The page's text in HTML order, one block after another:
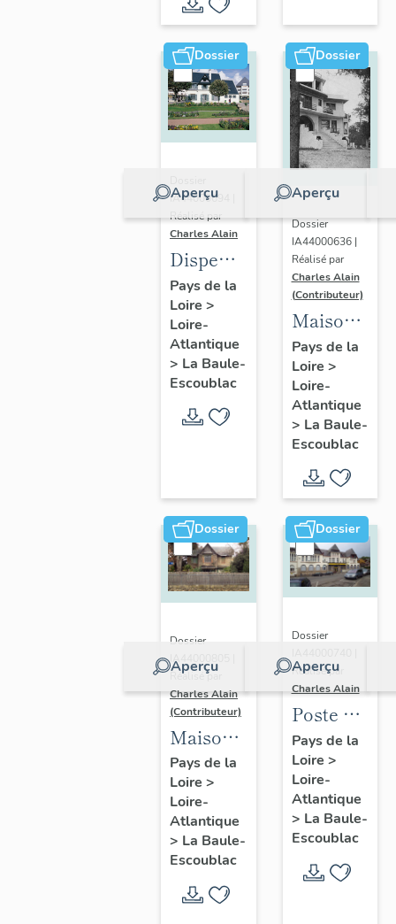
Dossier
Aperçu
IA44000694 |
Réalisé par
Charles Alain
Dispensaire
dit
Fondation
la
Pérousse
puis
Dispensaire
d'hygiène
du
Maréchal-
Joffre
Pays de la
Loire >
Loire-
Atlantique
> La Baule-
Escoublac
Dossier
Aperçu
Dossier
IA44000636 |
Réalisé par
Charles Alain
(Contributeur)
Maison
dite villa
balnéaire
Cybèle, 1
avenue
Hoëdic
Pays de la
Loire >
Loire-
Atlantique
> La Baule-
Escoublac
Dossier
Aperçu
Dossier
IA44000805 |
Réalisé par
Charles Alain
(Contributeur)
Maison
dite villa
balnéaire
Nam Ky,
139
avenue
du
Maréchal-
Pays de la
Loire >
Loire-
Atlantique
> La Baule-
Escoublac
Dossier
Aperçu
Dossier
Réalisé par
Charles Alain
Poste de
la Baule-
Escoublac,
place de
la
Victoire
Pays de la
Loire >
Loire-
Atlantique
> La Baule-
Escoublac